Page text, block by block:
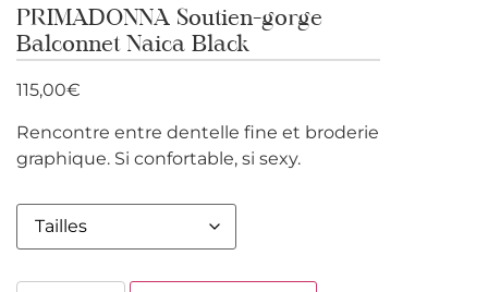
PRIMADONNA Soutien-gorge
Balconnet Naica Black
115,00€
Rencontre entre dentelle fine et broderie
graphique. Si confortable, si sexy.